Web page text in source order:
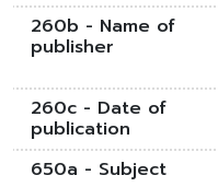
260b - Name of
publisher
260c - Date of
publication
650a - Subject